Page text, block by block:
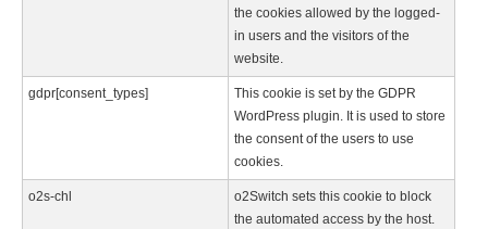
the cookies allowed by the logged-
in users and the visitors of the
website.
gdpr[consent_types]
This cookie is set by the GDPR
WordPress plugin. It is used to store
the consent of the users to use
cookies.
o2s-chl
o2Switch sets this cookie to block
the automated access by the host.